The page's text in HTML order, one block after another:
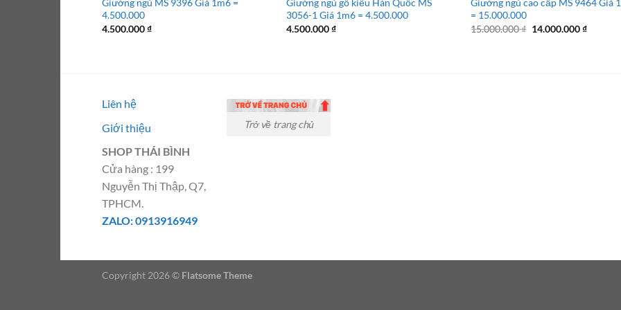
Giường ngủ MS 9396 Giá 1m6 =
4.500.000
4.500.000₫
Giường ngủ gỗ kiểu Hàn Quốc MS
3056-1 Giá 1m6 = 4.500.000
4.500.000₫
Giường ngủ cao cấp MS 9464 Giá
= 15.000.000
15.000.000₫ Giá
14.000.000₫Giá
Liên hệ
Giới thiệu
SHOP THÁI BÌNH
Cửa hàng : 199
Nguyễn Thị Thập, Q7,
TPHCM.
ZALO: 0913916949
Trở về trang chủ
Copyright 2026 © Flatsome Theme